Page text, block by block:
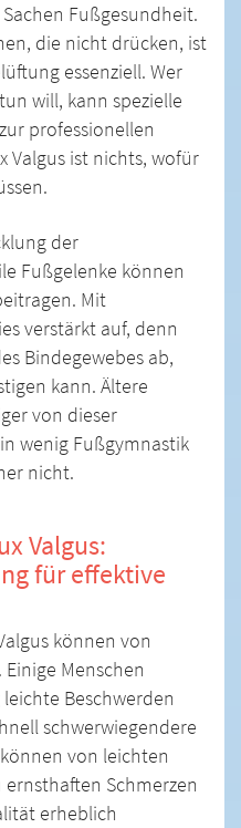
Fußgesundheit.
die nicht drücken, ist
essenziell. Wer
will, kann spezielle
professionellen
Valgus ist nichts, wofür
der
Fußgelenke können
Mit
verstärkt auf, denn
Bindegewebes ab,
kann. Ältere
von dieser
wenig Fußgymnastik
nicht.
Valgus:
für effektive
können von
Menschen
Beschwerden
schwerwiegendere
von leichten
Schmerzen
erheblich